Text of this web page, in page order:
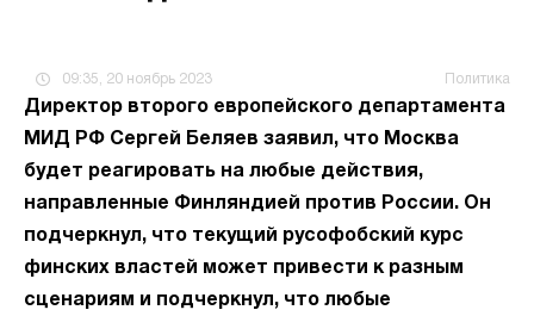
09:35, 20 ноябрь 2023 Политика
Директор второго европейского департамента
МИД РФ Сергей Беляев заявил, что Москва
будет реагировать на любые действия,
направленные Финляндией против России. Он
подчеркнул, что текущий русофобский курс
финских властей может привести к разным
сценариям и подчеркнул, что любые